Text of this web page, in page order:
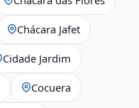
Chácara Jafet
Cidade Jardim
Cocuera